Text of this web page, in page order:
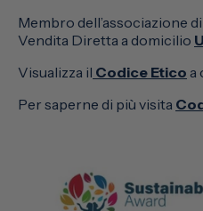
Membro dell’associazione
Vendita Diretta a domicilio
Visualizza il Codice Etico a
Per saperne di più visita